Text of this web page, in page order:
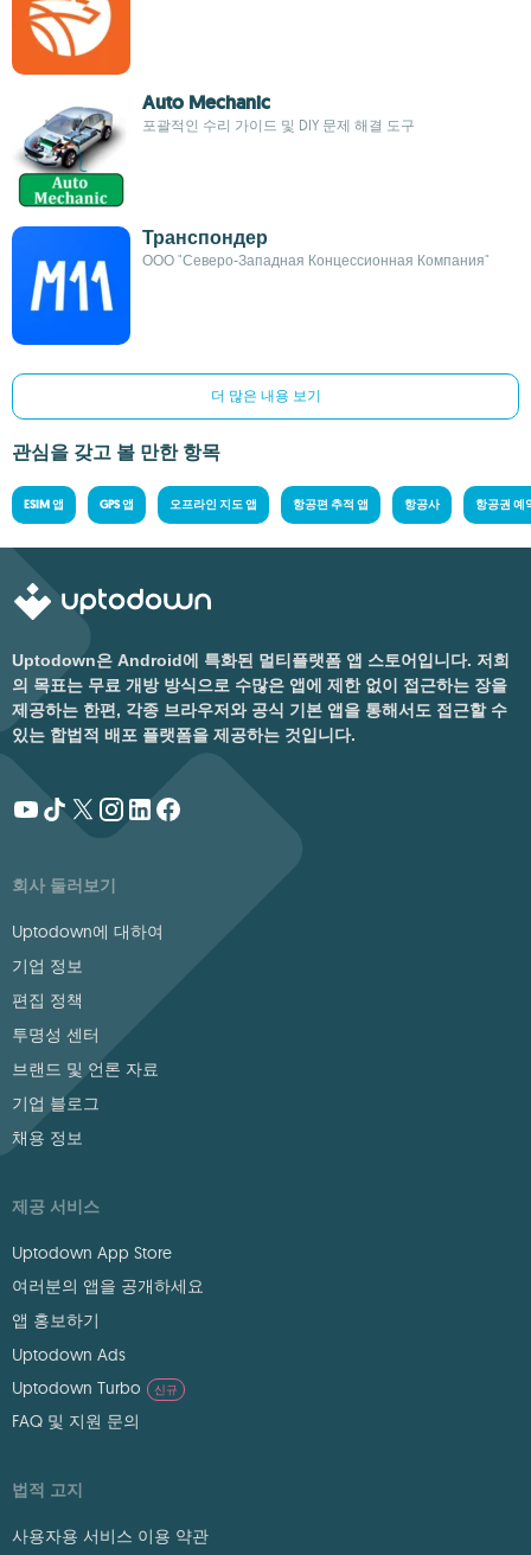
Auto Mechanic
포괄적인 수리 가이드 및 DIY 문제 해결 도구
Транспондер
ООО "Северо-Западная Концессионная Компания"
더 많은 내용 보기
관심을 갖고 볼 만한 항목
ESIM 앱 GPS 앱 오프라인 지도 앱 항공편 추적 앱 항공사 항공권 예
Uptodown은 Android에 특화된 멀티플랫폼 앱 스토어입니다. 저희
의 목표는 무료 개방 방식으로 수많은 앱에 제한 없이 접근하는 장을
제공하는 한편, 각종 브라우저와 공식 기본 앱을 통해서도 접근할 수
있는 합법적 배포 플랫폼을 제공하는 것입니다.
회사 둘러보기
Uptodown에 대하여
기업 정보
편집 정책
투명성 센터
브랜드 및 언론 자료
기업 블로그
채용 정보
제공 서비스
Uptodown App Store
여러분의 앱을 공개하세요
앱 홍보하기
Uptodown Ads
Uptodown Turbo
신규
FAQ 및 지원 문의
법적 고지
사용자용 서비스 이용 약관